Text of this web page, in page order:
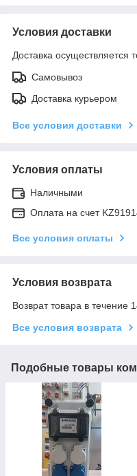
Условия доставки
Доставка осуществляется
Самовывоз
Доставка курьером
Все условия доставки
Условия оплаты
Наличными
Оплата на счет
Все условия оплаты
Условия возврата
Возврат товара в течение
Все условия возврата
Подобные товары